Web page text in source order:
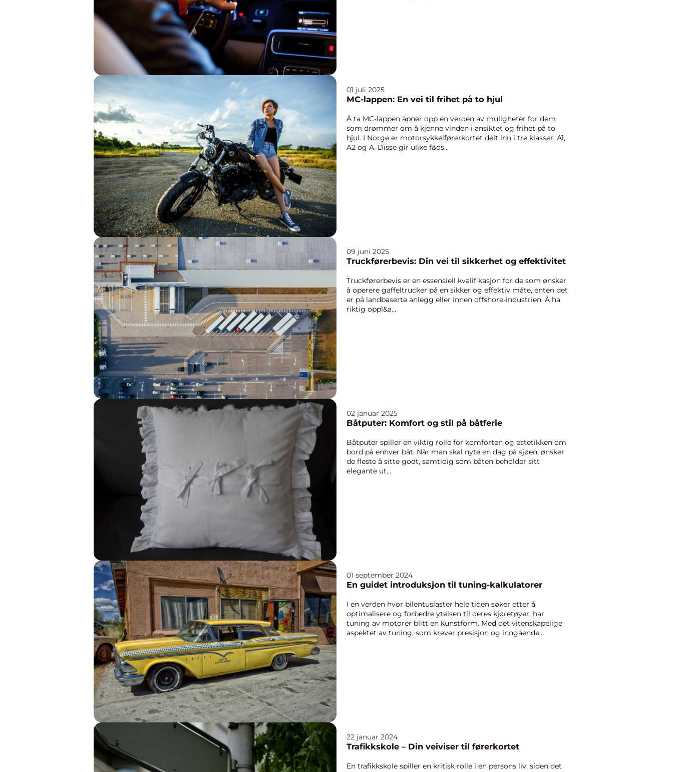
01 juli 2025
MC-lappen: En vei til frihet på to hjul
Å ta MC-lappen åpner opp en verden av muligheter for dem
som drømmer om å kjenne vinden i ansiktet og frihet på to
hjul. I Norge er motorsykkelførerkortet delt inn i tre klasser: A1,
A2 og A. Disse gir ulike f&os...
09 juni 2025
Truckførerbevis: Din vei til sikkerhet og effektivitet
Truckførerbevis er en essensiell kvalifikasjon for de som ønsker
å operere gaffeltrucker på en sikker og effektiv måte, enten det
er på landbaserte anlegg eller innen offshore-industrien. Å ha
riktig oppl&a...
02 januar 2025
Båtputer: Komfort og stil på båtferie
Båtputer spiller en viktig rolle for komforten og estetikken om
bord på enhver båt. Når man skal nyte en dag på sjøen, ønsker
de fleste å sitte godt, samtidig som båten beholder sitt
elegante ut...
01 september 2024
En guidet introduksjon til tuning-kalkulatorer
I en verden hvor bilentusiaster hele tiden søker etter å
optimalisere og forbedre ytelsen til deres kjøretøyer, har
tuning av motorer blitt en kunstform. Med det vitenskapelige
aspektet av tuning, som krever presisjon og inngående
22 januar 2024
Trafikkskole – Din veiviser til førerkortet
En trafikkskole spiller en kritisk rolle i en persons liv, siden det